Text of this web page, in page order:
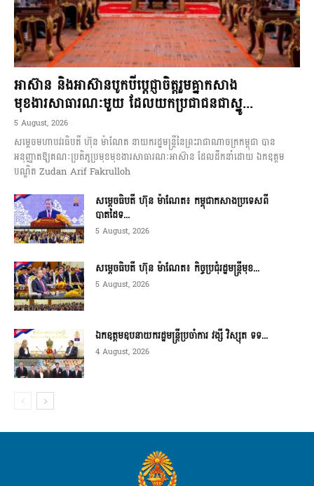
អាស៊ាន និងអាស៊ានបូកបីប្តេជ្ញាចិត្តរួមគ្នាកសាង
មុខងារសាធារណៈមួយ ដែលយកប្រជាជនជាស្នូ...
5 August, 2026
សម្តេចមហាបវរធិបតី ហ៊ុន ម៉ាណែត នាយករដ្ឋមន្ត្រីនៃព្រះរាជាណាចក្រកម្ពុជា បាន
អនុញ្ញាតឱ្យគណៈប្រតិភូប្រមុខមុខងារសាធារណៈអាស៊ាន ដែលដឹកនាំដោយ ឯកឧត្តម
បណ្ឌិត Zudan Arif Fakrulloh
សម្ដេចធិបតី ហ៊ុន ម៉ាណែត៖ កម្ពុជាកសាងប្រទេសពី
បាតដៃទ...
5 August, 2026
សម្ដេចធិបតី ហ៊ុន ម៉ាណែត៖ កិច្ចប្រជុំរដ្ឋមន្ត្រីមុខ...
5 August, 2026
ឯកឧត្តមឧបនាយករដ្ឋមន្ត្រីប្រចាំការ វង្សី វិស្សុត ទទ...
4 August, 2026